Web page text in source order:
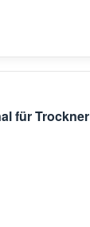
für Trockner